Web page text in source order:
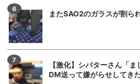
またSAO2のガラスが割ら
【激化】シバターさん「
DM送って嫌がらせしてき